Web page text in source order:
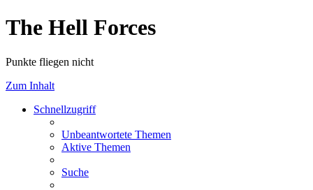
The Hell Forces
Punkte fliegen nicht
Zum Inhalt
Schnellzugriff
Unbeantwortete Themen
Aktive Themen
Suche